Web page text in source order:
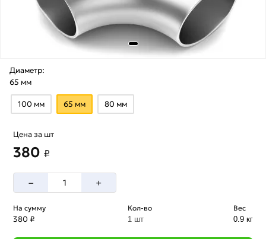
Диаметр:
65 мм
100 мм 65 мм 80 мм
Цена за шт
380 ₽
– +
На сумму
380 ₽
Кол-во
1 шт
Вес
0.9 кг